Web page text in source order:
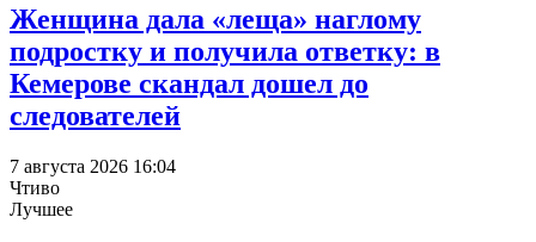
Женщина дала «леща» наглому
подростку и получила ответку: в
Кемерове скандал дошел до
следователей
7 августа 2026 16:04
Чтиво
Лучшее